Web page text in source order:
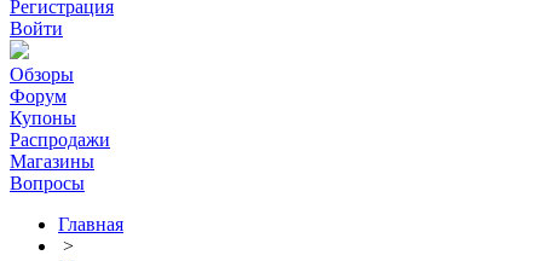
Регистрация
Войти
Обзоры
Форум
Купоны
Распродажи
Магазины
Вопросы
Главная
>